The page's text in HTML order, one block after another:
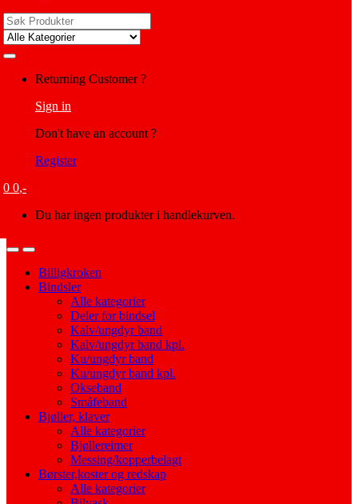
Search
for:
Returning Customer ?
Sign in
Don't have an account ?
Register
0 0,-
Du har ingen produkter i handlekurven.
OpenClose
Billigkroken
Bindsler
Alle kategorier
Deler for bindsel
Kalv/ungdyr band
Kalv/ungdyr band kpl.
Ku/ungdyr band
Ku/ungdyr band kpl.
Okseband
Småfeband
Bjøller, klaver
Alle kategorier
Bjøllereimer
Messing/kopperbelagt
Børster,koster og redskap
Alle kategorier